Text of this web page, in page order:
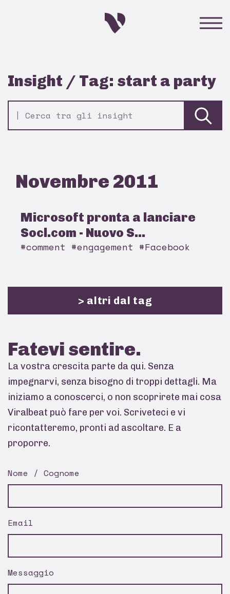
Insight / Tag: start a party
Novembre 2011
Microsoft pronta a lanciare
Socl.com - Nuovo S...
#comment #engagement #Facebook
> altri dal tag
Fatevi sentire.
La vostra crescita parte da qui. Senza
impegnarvi, senza bisogno di troppi dettagli. Ma
iniziamo a conoscerci, o non scoprirete mai cosa
Viralbeat può fare per voi. Scriveteci e vi
ricontatteremo, pronti ad ascoltare. E a
proporre.
Nome / Cognome
Email
Messaggio